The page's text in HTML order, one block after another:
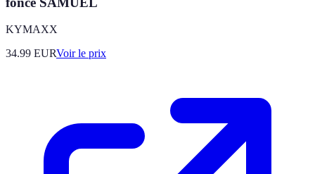
KYMAXX
34.99 EURVoir le prix